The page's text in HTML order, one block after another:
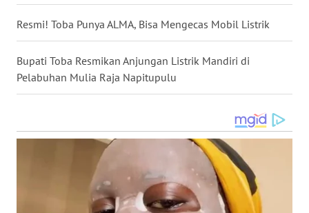
Resmi! Toba Punya ALMA, Bisa Mengecas Mobil Listrik
Bupati Toba Resmikan Anjungan Listrik Mandiri di
Pelabuhan Mulia Raja Napitupulu
TAPANULI
SELATAN
WN
TANJUNG